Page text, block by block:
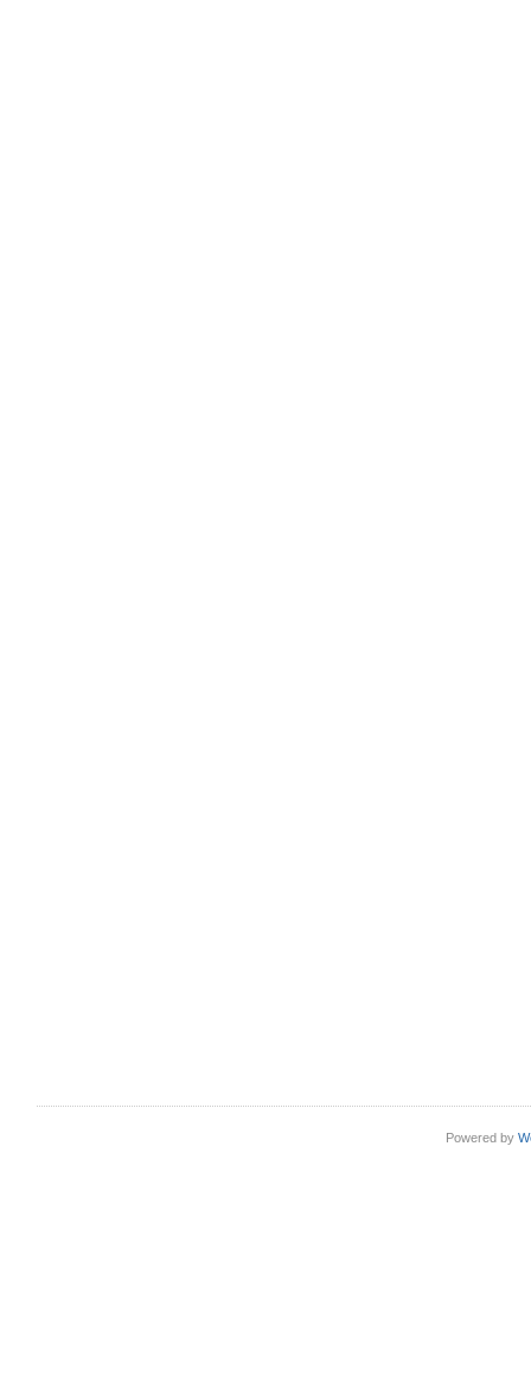
Powered by